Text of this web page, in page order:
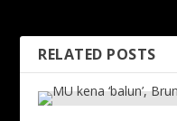
RELATED POSTS